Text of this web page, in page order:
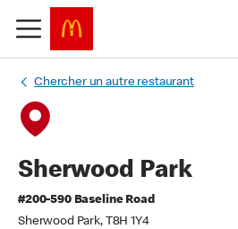
Chercher un autre restaurant
Sherwood Park
#200-590 Baseline Road
Sherwood Park, T8H 1Y4